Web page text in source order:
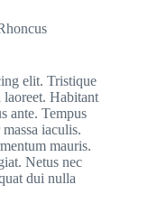
elit. Tristique
laoreet. Habitant
ante. Tempus
iaculis.
mauris.
Netus nec
dui nulla